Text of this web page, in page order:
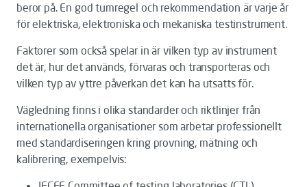
beror på. En god tumregel och rekommendation är varje år
för elektriska, elektroniska och mekaniska testinstrument.
Faktorer som också spelar in är vilken typ av instrument
det är, hur det används, förvaras och transporteras och
vilken typ av yttre påverkan det kan ha utsatts för.
Vägledning finns i olika standarder och riktlinjer från
internationella organisationer som arbetar professionellt
med standardiseringen kring provning, mätning och
kalibrering, exempelvis: